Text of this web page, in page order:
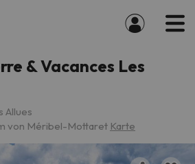
& Vacances Les
Allues
von Méribel-Mottaret Karte